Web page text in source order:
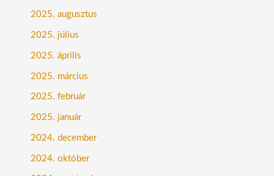
2025. augusztus
2025. július
2025. április
2025. március
2025. február
2025. január
2024. december
2024. október